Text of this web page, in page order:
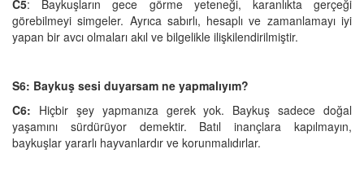
C5: Baykuşların gece görme yeteneği, karanlıkta gerçeği
görebilmeyi simgeler. Ayrıca sabırlı, hesaplı ve zamanlamayı iyi
yapan bir avcı olmaları akıl ve bilgelikle ilişkilendirilmiştir.
S6: Baykuş sesi duyarsam ne yapmalıyım?
C6: Hiçbir şey yapmanıza gerek yok. Baykuş sadece doğal
yaşamını sürdürüyor demektir. Batıl inançlara kapılmayın,
baykuşlar yararlı hayvanlardır ve korunmalıdırlar.